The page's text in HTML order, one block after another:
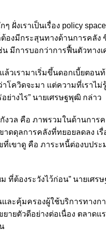
ฝั่งเราเป็นเรื่อง policy
งมีกระสุนทางด้านการคลัง
การบอกว่าการฟื้นตัวทางเ
ล้วเรามาเริ่มขึ้นดอกเบี้ยตอ
โควิดจะมา แต่ความที่เราไ
ย่างไร” นายเศรษฐพุฒิ กล่าว
งวล คือ ภาพรวมในด้านการ
ดดุลการคลังที่ทยอยลดลง เ
ขาดู คือ ภาระหนี้ต่องบประ
ที่ต้องระวังไว้ก่อน” นายเศร
ะคุ้มครองผู้ใช้บริการทางก
ยตัวดีอย่างต่อเนื่อง ตลาด